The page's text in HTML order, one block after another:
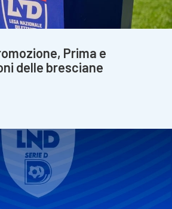
Prima e
delle bresciane